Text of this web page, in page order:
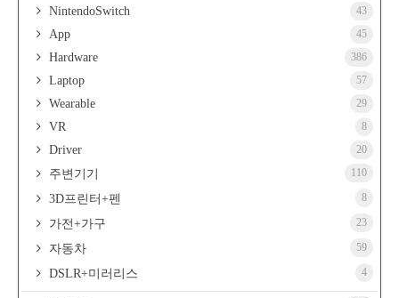
NintendoSwitch 43
App 45
Hardware 386
Laptop 57
Wearable 29
VR 8
Driver 20
주변기기 110
3D프린터+펜 8
가전+가구 23
자동차 59
DSLR+미러리스 4